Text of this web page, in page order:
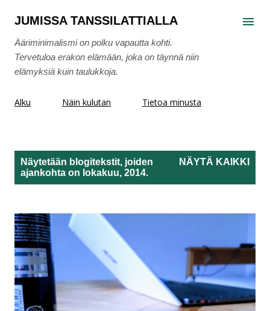
Siirry pääsisältöön
JUMISSA TANSSILATTIALLA
Ääriminimalismi on polku vapautta kohti.
Tervetuloa erakon elämään, joka on täynnä niin
elämyksiä kuin taulukkoja.
Alku Näin kulutan Tietoa minusta
Näytetään blogitekstit, joiden
ajankohta on lokakuu, 2014.
NÄYTÄ KAIKKI